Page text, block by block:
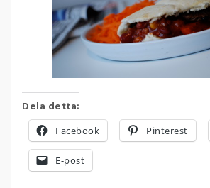
Dela detta:
Facebook Pinterest
E-post